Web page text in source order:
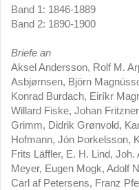
Band 1: 1846-1889
Band 2: 1890-1900
Briefe an
Aksel Andersson, Rolf M.
Asbjørnsen, Björn
Konrad Burdach, Eiríkr
Willard Fiske, Johan
Grimm, Didrik Grønvold,
Hofmann, Jón Þorkelsson,
Frits Läffler, E. H. Lind, Joh.
Meyer, Eugen Mogk, Adolf
Carl af Petersens, Franz